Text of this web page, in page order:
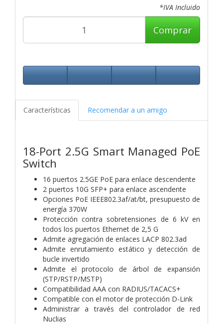
*IVA Incluido
Comprar
Características Recomendar a un amigo
18-Port 2.5G Smart Managed PoE
Switch
16 puertos 2.5GE PoE para enlace descendente
2 puertos 10G SFP+ para enlace ascendente
Opciones PoE IEEE802.3af/at/bt, presupuesto de
energía 370W
Protección contra sobretensiones de 6 kV en
todos los puertos Ethernet de 2,5 G
Admite agregación de enlaces LACP 802.3ad
Admite enrutamiento estático y detección de
bucle invertido
Admite el protocolo de árbol de expansión
(STP/RSTP/MSTP)
Compatibilidad AAA con RADIUS/TACACS+
Compatible con el motor de protección D-Link
Administrar a través del controlador de red
Nuclias